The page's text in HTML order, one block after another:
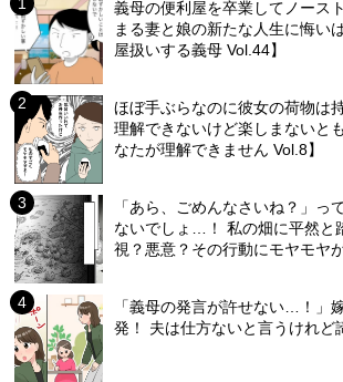
義母の便利屋を卒業してノース
まる妻と娘の新たな人生に悔い
屋扱いする義母 Vol.44】
ほぼ手ぶらなのに彼女の荷物は
理解できないけど楽しまないと
なたが理解できません Vol.8】
「あら、ごめんなさいね？」っ
ないでしょ…！ 私の畑に平然
視？悪意？その行動にモヤモヤ
「義母の発言が許せない…！」
発！ 夫は仕方ないと言うけれど